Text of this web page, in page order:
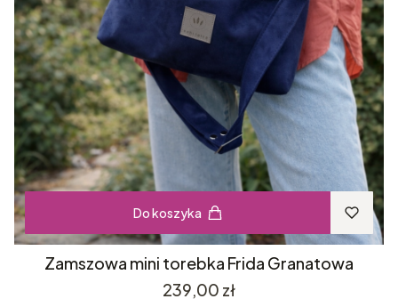
Do koszyka
Zamszowa mini torebka Frida Granatowa
Cena
239,00 zł